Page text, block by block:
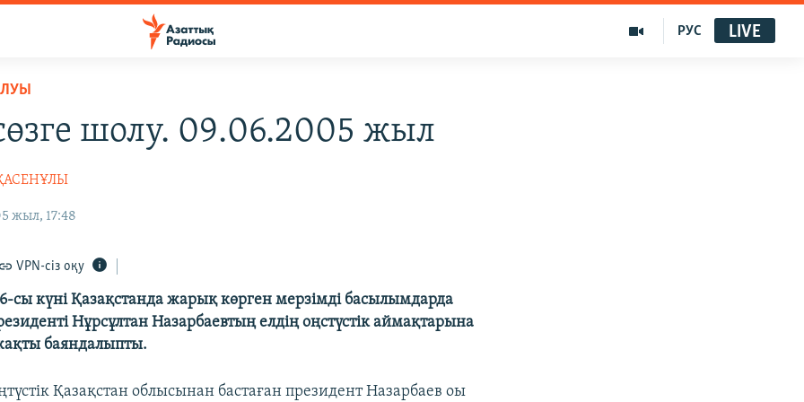
РУС LIVE
шолу. 09.06.2005 жыл
жыл, 17:48
VPN-сіз оқу
сы күні Қазақстанда жарық көрген мерзімді басылымдарда
Нұрсұлтан Назарбаевтың елдің оңстүстік аймақтарына
баяндалыпты.
Қазақстан облысынан бастаған президент Назарбаев оы